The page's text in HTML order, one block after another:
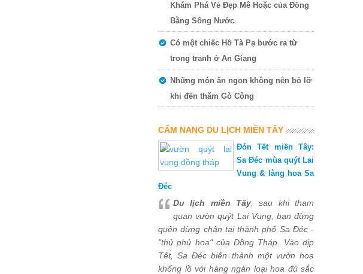
Khám Phá Vẻ Đẹp Mê Hoặc của Đồng
Bằng Sông Nước
Có một chiếc Hồ Tà Pạ bước ra từ
trong tranh ở An Giang
Những món ăn ngon không nên bỏ lỡ
khi đến thăm Gò Công
CẨM NANG DU LỊCH MIỀN TÂY
Đón Tết miền Tây:
Sa Đéc mùa quýt Lai
Vung & làng hoa Sa
Đéc
Du lịch miền Tây , sau khi tham
quan vườn quýt Lai Vung, bạn đừng
quên dừng chân tại thành phố Sa Đéc -
"thủ phủ hoa" của Đồng Tháp. Vào dịp
Tết, Sa Đéc biến thành một vườn hoa
khổng lồ với hàng ngàn loại hoa đủ sắc